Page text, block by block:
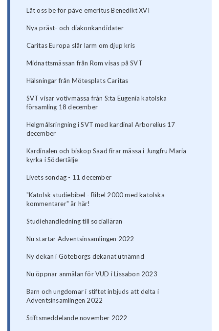
Låt oss be för påve emeritus Benedikt XVI
Nya präst- och diakonkandidater
Caritas Europa slår larm om djup kris
Midnattsmässan från Rom visas på SVT
Hälsningar från Mötesplats Caritas
SVT visar votivmässa från S:ta Eugenia katolska
församling 18 december
Helgmålsringning i SVT med kardinal Arborelius 17
december
Kardinalen och biskop Saad firar mässa i Jungfru Maria
kyrka i Södertälje
Livets söndag - 11 december
"Katolsk studiebibel - Bibel 2000 med katolska
kommentarer" är här!
Studiehandledning till socialläran
Nu startar Adventsinsamlingen 2022
Ny dekan i Göteborgs dekanat utnämnd
Nu öppnar anmälan för VUD i Lissabon 2023
Barn och ungdomar i stiftet inbjuds att delta i
Adventsinsamlingen 2022
Stiftsmeddelande november 2022